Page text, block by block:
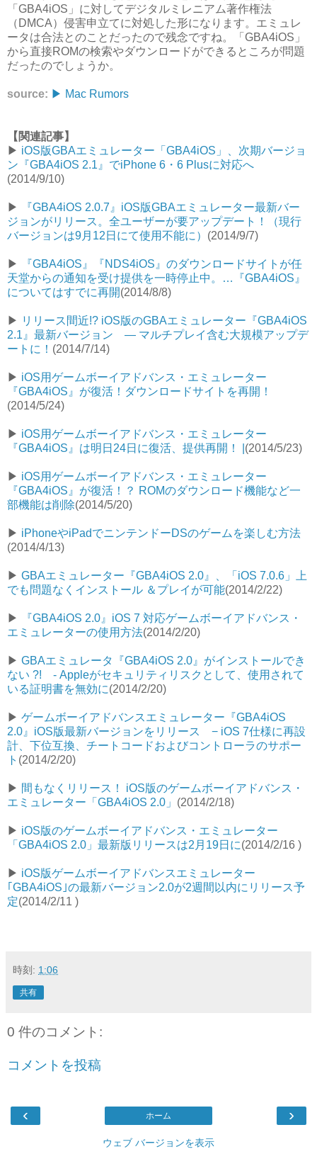
「GBA4iOS」に対してデジタルミレニアム著作権法
（DMCA）侵害申立てに対処した形になります。エミュレ
ータは合法とのことだったので残念ですね。「GBA4iOS」
から直接ROMの検索やダウンロードができるところが問題
だったのでしょうか。
source: ▶︎ Mac Rumors
【関連記事】
▶︎ iOS版GBAエミュレーター「GBA4iOS」、次期バージョ
ン『GBA4iOS 2.1』でiPhone 6・6 Plusに対応へ
(2014/9/10)
▶︎
『GBA4iOS 2.0.7』iOS版GBAエミュレーター最新バー
ジョンがリリース。全ユーザーが要アップデート！（現行
バージョンは9月12日にて使用不能に） (2014/9/7)
▶︎
『GBA4iOS』『NDS4iOS』のダウンロードサイトが任
天堂からの通知を受け提供を一時停止中。…『GBA4iOS』
についてはすでに再開(2014/8/8)
▶︎ リリース間近!? iOS版のGBAエミュレーター『GBA4iOS
2.1』最新バージョン — マルチプレイ含む大規模アップデ
ートに！ (2014/7/14)
▶︎ iOS用ゲームボーイアドバンス・エミュレーター
『GBA4iOS』が復活！ダウンロードサイトを再開！
(2014/5/24)
▶︎ iOS用ゲームボーイアドバンス・エミュレーター
『GBA4iOS』は明日24日に復活、提供再開！ | (2014/5/23)
▶︎ iOS用ゲームボーイアドバンス・エミュレーター
『GBA4iOS』が復活！？ ROMのダウンロード機能など一
部機能は削除(2014/5/20)
▶︎ iPhoneやiPadでニンテンドーDSのゲームを楽しむ方法
(2014/4/13)
▶︎ GBAエミュレーター『GBA4iOS 2.0』、「iOS 7.0.6」上
でも問題なくインストール ＆プレイが可能(2014/2/22)
▶︎
『GBA4iOS 2.0』iOS 7 対応ゲームボーイアドバンス・
エミュレーターの使用方法(2014/2/20)
▶︎ GBAエミュレータ『GBA4iOS 2.0』がインストールでき
ない ?! - Appleがセキュリティリスクとして、使用されて
いる証明書を無効に(2014/2/20)
▶︎ ゲームボーイアドバンスエミュレーター『GBA4iOS
2.0』iOS版最新バージョンをリリース − iOS 7仕様に再設
計、下位互換、チートコードおよびコントローラのサポー
ト (2014/2/20)
▶︎ 間もなくリリース！ iOS版のゲームボーイアドバンス・
エミュレーター「GBA4iOS 2.0」 (2014/2/18)
▶︎ iOS版のゲームボーイアドバンス・エミュレーター
「GBA4iOS 2.0」最新版リリースは2月19日に(2014/2/16 )
▶︎ iOS版ゲームボーイアドバンスエミュレーター
｢GBA4iOS｣の最新バージョン2.0が2週間以内にリリース予
定(2014/2/11 )
時刻: 1:06
共有
0 件のコメント:
コメントを投稿
‹ ›
ホーム
ウェブ バージョンを表示